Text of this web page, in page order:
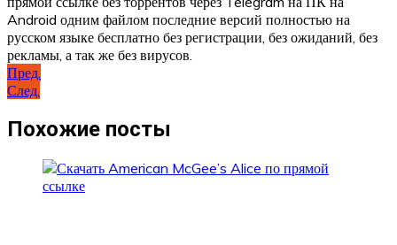
Android одним файлом последние версий полностью на
русском языке бесплатно без регистрации, без ожиданий, без
рекламы, а так же без вирусов.
Навигация
по
записям
Пред.
След.
Похожие посты